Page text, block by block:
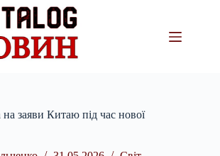
на заяви Китаю під час нової